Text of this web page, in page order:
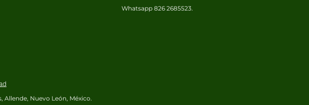
Whatsapp 826 2685523.
Allende, Nuevo León, México.